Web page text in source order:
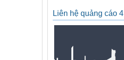
Liên hệ quảng cáo 4